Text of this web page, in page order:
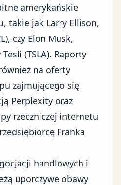
amerykańskie
takie jak Larry Ellison,
czy Elon Musk,
(TSLA). Raporty
na oferty
zajmującego się
Perplexity oraz
rzeczniczej internetu
Franka
handlowych i
uporczywe obawy